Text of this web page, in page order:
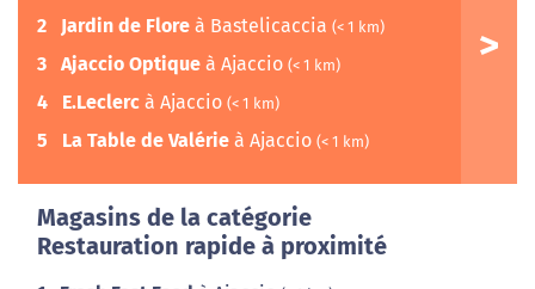
2 Jardin de Flore à Bastelicaccia (< 1 km)
3 Ajaccio Optique à Ajaccio (< 1 km)
4 E.Leclerc à Ajaccio (< 1 km)
5 La Table de Valérie à Ajaccio (< 1 km)
Magasins de la catégorie
Restauration rapide à proximité